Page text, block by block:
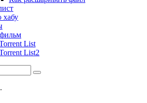
хабу
фильм
List
List2